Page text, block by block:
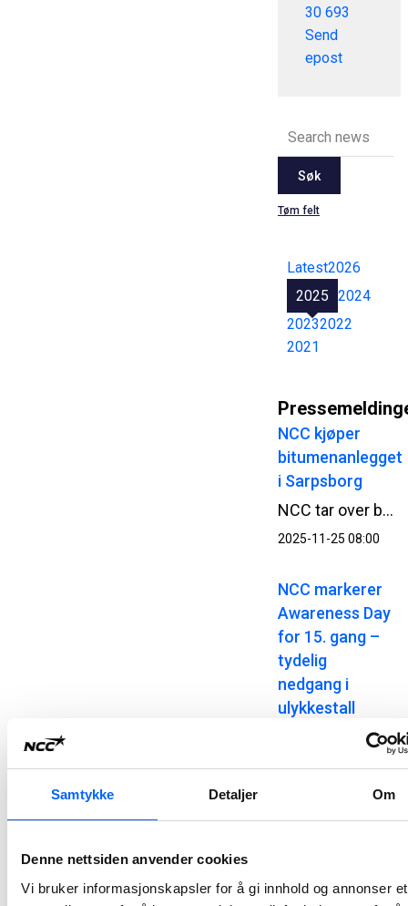
Samtykke Detaljer Om
Denne nettsiden anvender cookies
Vi bruker informasjonskapsler for å gi innhold og annonser et
30 693
Send
epost
Søk
Tøm felt
Latest2026
2025 2024
20232022
2021
NCC kjøper
bitumenanlegget
i Sarpsborg
NCC tar over bitumenanlegget på Greåker i Sarpsborg. Med kjøpet styrker NCC kapasiteten for bitumenleveranser til asfaltvirksomheten på Østlandet.
2025-11-25 08:00
NCC markerer
Awareness Day
for 15. gang –
tydelig
nedgang i
ulykkestall
Onsdag 3. september kl. 09.00 stanser NCC arbeidet på alle sine arbeidsplasser i Norge, Sverige, Danmark og Finland for å markere Awareness Day – en felles sikkerhetsdag som har vært en viktig del av NCC sitt HMS-arbeid i 15 år. Årets tema setter søkelys på risikofylt atferd og hvordan dette kan forebygges.
2025-09-02 10:00
NCC skal
Østerdalen